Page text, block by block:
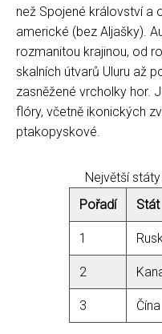
než Spojené království a
americké (bez Aljašky).
rozmanitou krajinou, od
skalních útvarů Uluru až
zasněžené vrcholky hor.
flóry, včetně ikonických
ptakopyskové.
Největší
Pořadí
Stát
1
2
3 Čína